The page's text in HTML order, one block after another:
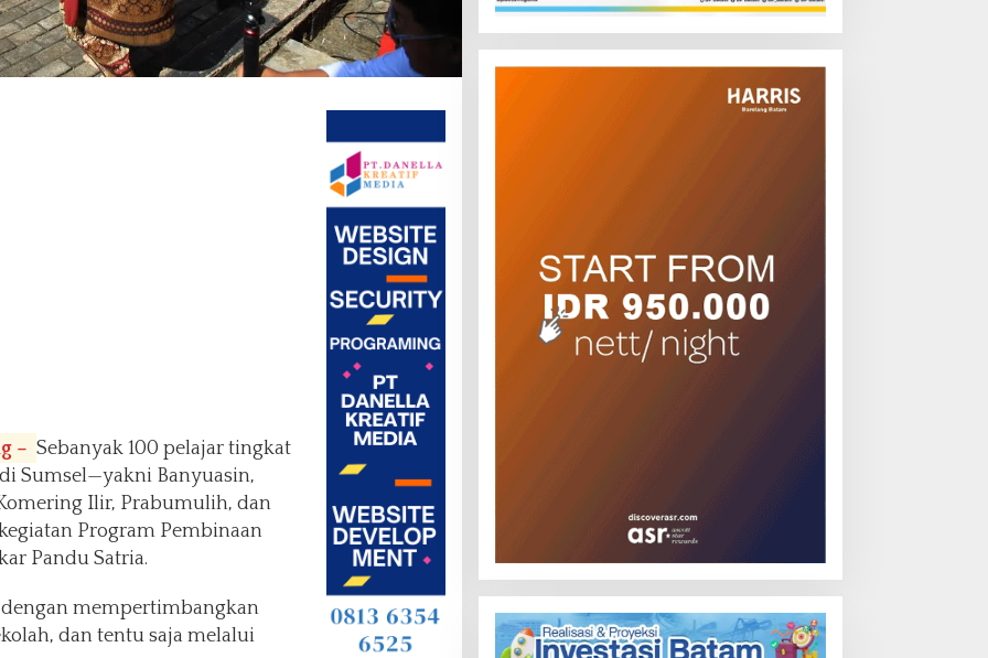
– Sebanyak 100 pelajar tingkat
Sumsel—yakni Banyuasin,
Ilir, Prabumulih, dan
Program Pembinaan
Pandu Satria.
mempertimbangkan
dan tentu saja melalui